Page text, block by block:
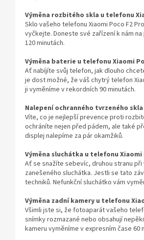
Výměna rozbitého skla u telefonu
Sklo vašeho telefonu Xiaomi Poco F2
vyčkejte. Doneste své zařízení k nám
120 minutách.
Výměna baterie u telefonu Xiaomi
Ať nabíjíte svůj telefon, jak dlouho
je dost možné, že váš chytrý telefon
ji vyměníme v rekordních 90 minutách.
Nalepení ochranného tvrzeného skla
Víte, co je nejlepší prevence proti
ochráníte nejen před pádem, ale také
displej nalepíme za pár okamžiků.
Výměna sluchátka u telefonu Xiaomi
Ať se snažíte sebevíc, druhou stranu
zanešeného sluchátka. Jestli se tato
techniků. Nefunkční sluchátko vám
Výměna zadní kamery u telefonu
Všimli jste si, že fotoaparát vašeho
snímky rozmazané nebo obsahují
kameru vyměníme v expresním čase 60